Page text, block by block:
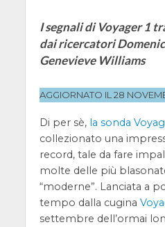
I segnali di Voyager 1
dai ricercatori
Genevieve Williams
AGGIORNATO IL 28
Di per sè, la sonda
collezionato una
record, tale da fare
molte delle più
“moderne”. Lanciata a
tempo dalla cugina
settembre dell’ormai